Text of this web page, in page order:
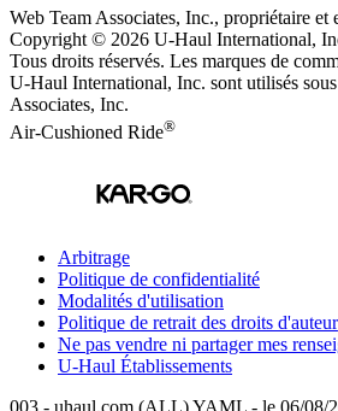
Web Team Associates, Inc., propriétaire et
Copyright © 2026 U-Haul International,
Tous droits réservés. Les marques de
U-Haul International, Inc. sont utilisés
Associates, Inc.
Air-Cushioned Ride®
Arbitrage
Politique de confidentialité
Modalités d'utilisation
Politique de retrait des droits d'auteur
Ne pas vendre ni partager mes
U-Haul Établissements
003 - uhaul.com (ALL) YAML - le 06/08/